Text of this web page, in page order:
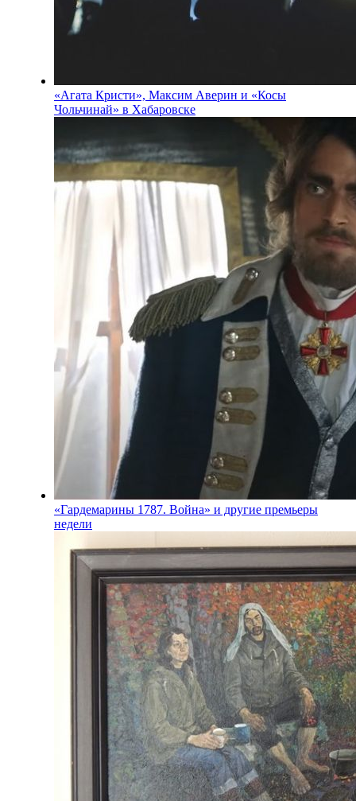
«Агата Кристи», Максим Аверин и «Косы
Чольчинай» в Хабаровске
«Гардемарины 1787. Война» и другие премьеры
недели